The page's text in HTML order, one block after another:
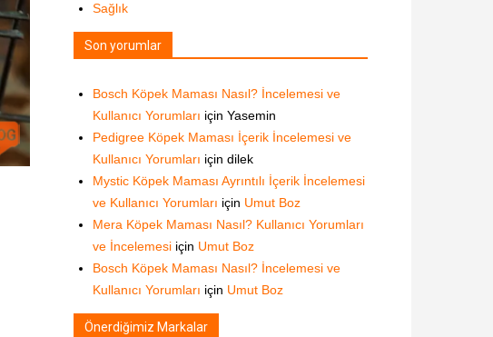
Sağlık
Son yorumlar
Bosch Köpek Maması Nasıl? İncelemesi ve
Kullanıcı Yorumları için Yasemin
Pedigree Köpek Maması İçerik İncelemesi ve
Kullanıcı Yorumları için dilek
Mystic Köpek Maması Ayrıntılı İçerik İncelemesi
ve Kullanıcı Yorumları için Umut Boz
Mera Köpek Maması Nasıl? Kullanıcı Yorumları
ve İncelemesi için Umut Boz
Bosch Köpek Maması Nasıl? İncelemesi ve
Kullanıcı Yorumları için Umut Boz
Önerdiğimiz Markalar